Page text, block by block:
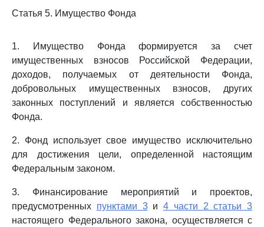
Статья 5. Имущество Фонда
1. Имущество Фонда формируется за счет
имущественных взносов Российской Федерации,
доходов, получаемых от деятельности Фонда,
добровольных имущественных взносов, других
законных поступлений и является собственностью
Фонда.
2. Фонд использует свое имущество исключительно
для достижения цели, определенной настоящим
Федеральным законом.
3. Финансирование мероприятий и проектов,
предусмотренных пунктами 3и 4 части 2 статьи 3
настоящего Федерального закона, осуществляется с